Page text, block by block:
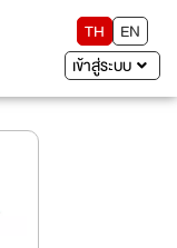
TH
EN
เข้าสู่ระบบ